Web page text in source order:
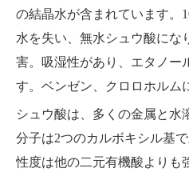
の結晶水が含まれています。
水を失い、無水シュウ酸にな
害。吸湿性があり、エタノー
す。ベンゼン、クロロホルム
シュウ酸は、多くの金属と水
分子は2つのカルボキシル基
性度は他の二元有機酸よりも